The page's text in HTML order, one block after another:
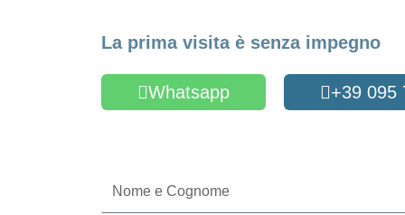
La prima visita è senza impegno
Whatsapp +39 095
Cognome